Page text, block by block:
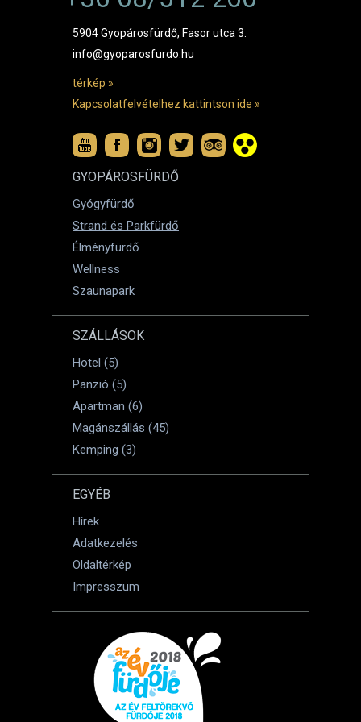
5904 Gyopárosfürdő, Fasor utca 3.
info@gyoparosfurdo.hu
térkép »
Kapcsolatfelvételhez kattintson ide »
GYOPÁROSFÜRDŐ
Gyógyfürdő
Strand és Parkfürdő
Élményfürdő
Wellness
Szaunapark
SZÁLLÁSOK
Hotel (5)
Panzió (5)
Apartman (6)
Magánszállás (45)
Kemping (3)
EGYÉB
Hírek
Adatkezelés
Oldaltérkép
Impresszum